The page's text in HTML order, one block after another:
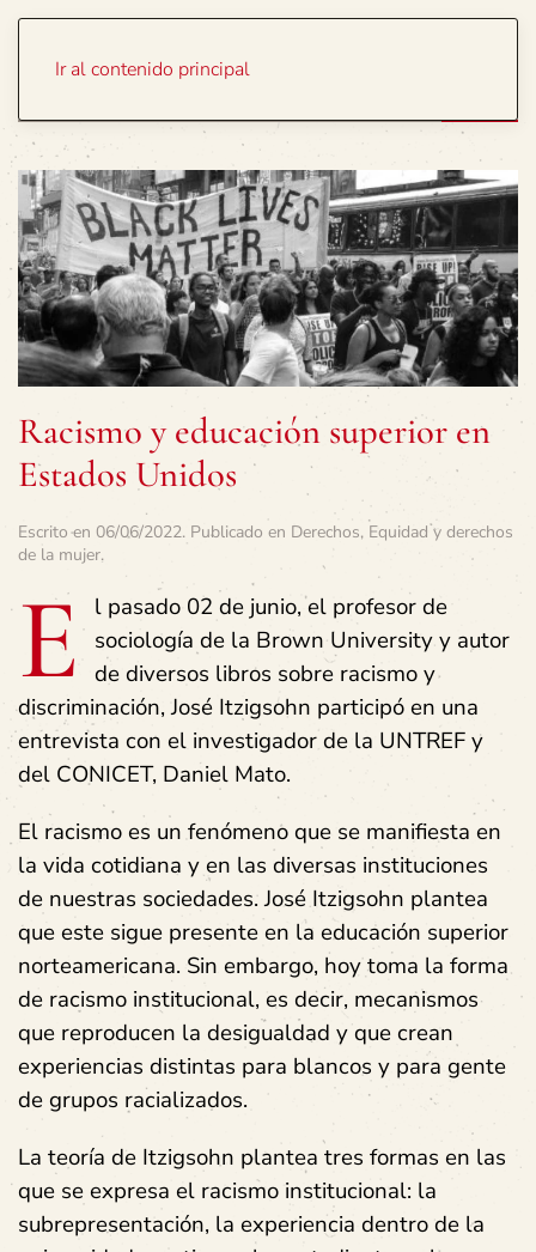
Ir al contenido principal
Racismo y educación superior en
Estados Unidos
Escrito en 06/06/2022. Publicado en Derechos, Equidad y derechos
de la mujer.
E
l pasado 02 de junio, el profesor de
sociología de la Brown University y autor
de diversos libros sobre racismo y
discriminación, José Itzigsohn participó en una
entrevista con el investigador de la UNTREF y
del CONICET, Daniel Mato.
El racismo es un fenómeno que se manifiesta en
la vida cotidiana y en las diversas instituciones
de nuestras sociedades. José Itzigsohn plantea
que este sigue presente en la educación superior
norteamericana. Sin embargo, hoy toma la forma
de racismo institucional, es decir, mecanismos
que reproducen la desigualdad y que crean
experiencias distintas para blancos y para gente
de grupos racializados.
La teoría de Itzigsohn plantea tres formas en las
que se expresa el racismo institucional: la
subrepresentación, la experiencia dentro de la